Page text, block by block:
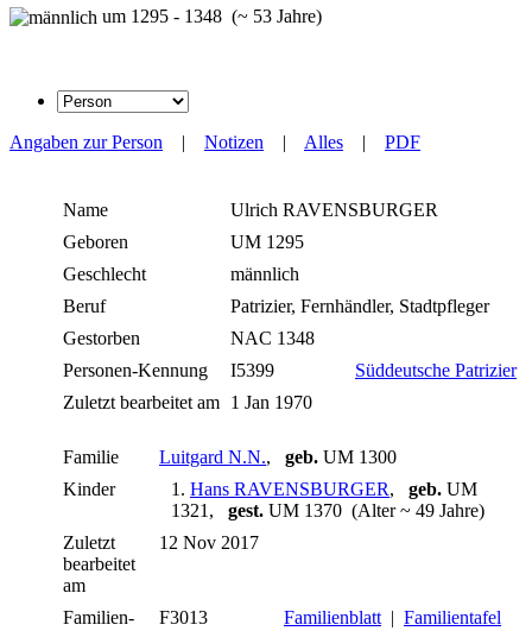
um 1295 - 1348 (~ 53 Jahre)
Angaben zur Person | Notizen | Alles | PDF
Name Ulrich RAVENSBURGER
Geboren
UM 1295
Geschlecht
männlich
Beruf
Patrizier, Fernhändler, Stadtpfleger
Gestorben
NAC 1348
Personen-Kennung
I5399
Süddeutsche Patrizier
Zuletzt bearbeitet am 1 Jan 1970
Familie Luitgard N.N., geb. UM 1300
Kinder
1. Hans RAVENSBURGER, geb. UM
1321, gest. UM 1370 (Alter ~ 49 Jahre)
Zuletzt
bearbeitet
am
12 Nov 2017
Familien-
F3013 Familienblatt | Familientafel